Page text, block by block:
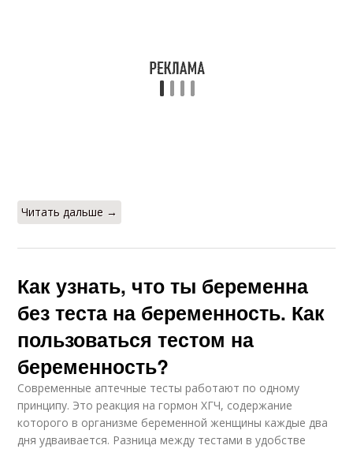
Читать дальше →
Как узнать, что ты беременна
без теста на беременность. Как
пользоваться тестом на
беременность?
Современные аптечные тесты работают по одному
принципу. Это реакция на гормон ХГЧ, содержание
которого в организме беременной женщины каждые два
дня удваивается. Разница между тестами в удобстве